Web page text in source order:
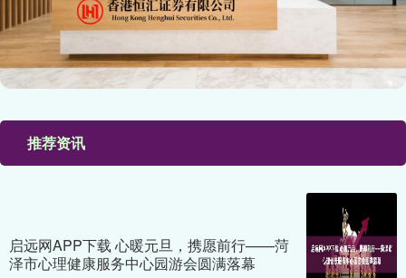
推荐资讯
启远网APP下载 心暖元旦，携愿前行——菏
泽市心理健康服务中心园游会圆满落幕